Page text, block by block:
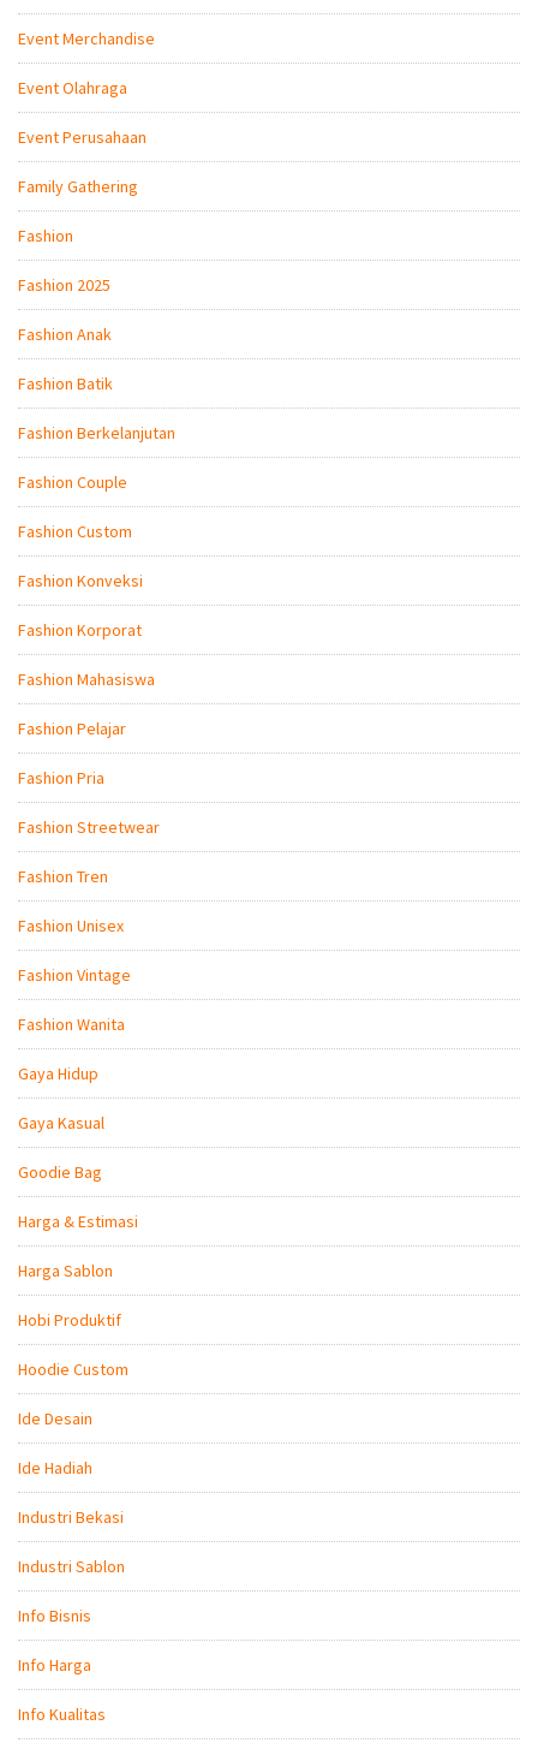
Event Merchandise
Event Olahraga
Event Perusahaan
Family Gathering
Fashion
Fashion 2025
Fashion Anak
Fashion Batik
Fashion Berkelanjutan
Fashion Couple
Fashion Custom
Fashion Konveksi
Fashion Korporat
Fashion Mahasiswa
Fashion Pelajar
Fashion Pria
Fashion Streetwear
Fashion Tren
Fashion Unisex
Fashion Vintage
Fashion Wanita
Gaya Hidup
Gaya Kasual
Goodie Bag
Harga & Estimasi
Harga Sablon
Hobi Produktif
Hoodie Custom
Ide Desain
Ide Hadiah
Industri Bekasi
Industri Sablon
Info Bisnis
Info Harga
Info Kualitas